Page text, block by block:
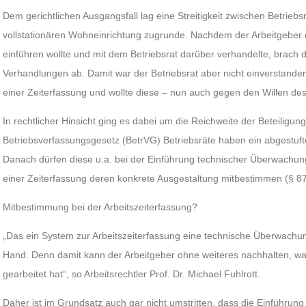
Dem gerichtlichen Ausgangsfall lag eine Streitigkeit zwischen
vollstationären Wohneinrichtung zugrunde. Nachdem der
einführen wollte und mit dem Betriebsrat darüber verhandelte, brach
Verhandlungen ab. Damit war der Betriebsrat aber nicht
einer Zeiterfassung und wollte diese – nun auch gegen den Willen
In rechtlicher Hinsicht ging es dabei um die Reichweite der
Betriebsverfassungsgesetz (BetrVG) Betriebsräte haben ein
Danach dürfen diese u.a. bei der Einführung technischer
einer Zeiterfassung deren konkrete Ausgestaltung mitbestimmen (§
Mitbestimmung bei der Arbeitszeiterfassung?
„Das ein System zur Arbeitszeiterfassung eine technische
Hand. Denn damit kann der Arbeitgeber ohne weiteres nachhalten,
gearbeitet hat“, so Arbeitsrechtler Prof. Dr. Michael Fuhlrott.
Daher ist im Grundsatz auch gar nicht umstritten, dass die